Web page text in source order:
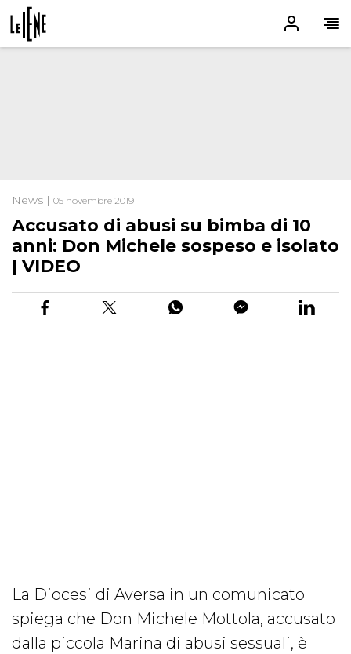
News | 05 novembre 2019
Accusato di abusi su bimba di 10
anni: Don Michele sospeso e isolato
| VIDEO
La Diocesi di Aversa in un comunicato
spiega che Don Michele Mottola, accusato
dalla piccola Marina di abusi sessuali, è